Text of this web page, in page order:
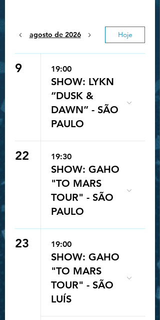
agosto de 2026 Hoje
9 19:00
SHOW: LYKN
“DUSK &
DAWN” - SÃO
PAULO
22 19:30
SHOW: GAHO
"TO MARS
TOUR" - SÃO
PAULO
23 19:00
SHOW: GAHO
"TO MARS
TOUR" - SÃO
LUÍS